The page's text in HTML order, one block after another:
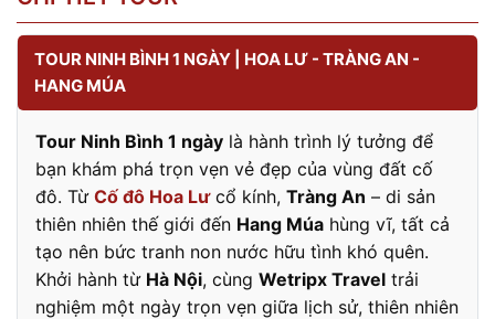
TOUR NINH BÌNH 1 NGÀY | HOA LƯ - TRÀNG AN -
HANG MÚA
Tour Ninh Bình 1 ngày là hành trình lý tưởng để
bạn khám phá trọn vẹn vẻ đẹp của vùng đất cố
đô. Từ Cố đô Hoa Lưcổ kính, Tràng An – di sản
thiên nhiên thế giới đến Hang Múa hùng vĩ, tất cả
tạo nên bức tranh non nước hữu tình khó quên.
Khởi hành từ Hà Nội, cùng Wetripx Travel trải
nghiệm một ngày trọn vẹn giữa lịch sử, thiên nhiên